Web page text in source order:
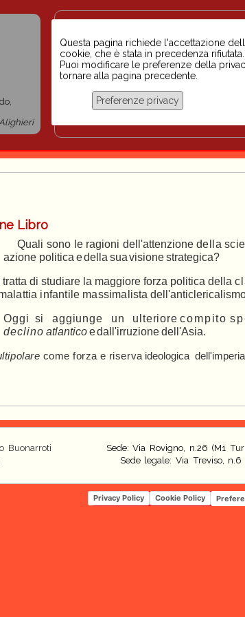
razzismo
iniziative
Home Scuola BINARI
Progetti per le scuole 2023-2024
Coordinamento Docenti contro
Questa pagina richiede l'accettazione
cookie, che è stata in precedenza rifiutata.
Puoi modificare le preferenze della
tornare alla pagina precedente.
Preferenze privacy
Libro
Quali sono le ragioni dell'attenzionedell a scie
azione politica edella suavisionestrategica?
tratta di studiare la maggiore forza politica della
a infantile massimalista
Oggi si aggiunge un ulteriore compito sp
declino atlanticoedall'irruzionedell'Asia.
e come forza e riserva ideologica
Buonarroti
Sede: Via Rovigno, n.26 (M1
Sede legale: Via Treviso,
Privacy Policy Cookie Policy